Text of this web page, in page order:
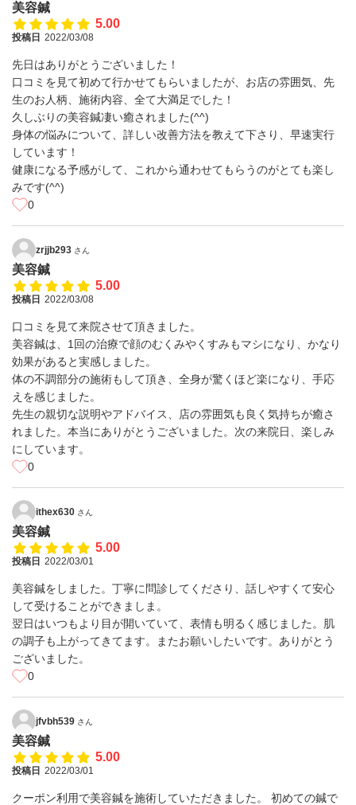
美容鍼
5.00
投稿日 2022/03/08
先日はありがとうございました！
口コミを見て初めて行かせてもらいましたが、お店の雰囲気、先
生のお人柄、施術内容、全て大満足でした！
久しぶりの美容鍼凄い癒されました(^^)
身体の悩みについて、詳しい改善方法を教えて下さり、早速実行
しています！
健康になる予感がして、これから通わせてもらうのがとても楽し
みです(^^)
0
zrjjb293 さん
美容鍼
5.00
投稿日 2022/03/08
口コミを見て来院させて頂きました。
美容鍼は、1回の治療で顔のむくみやくすみもマシになり、かなり
効果があると実感しました。
体の不調部分の施術もして頂き、全身が驚くほど楽になり、手応
えを感じました。
先生の親切な説明やアドバイス、店の雰囲気も良く気持ちが癒さ
れました。本当にありがとうございました。次の来院日、楽しみ
にしています。
0
ithex630 さん
美容鍼
5.00
投稿日 2022/03/01
美容鍼をしました。丁寧に問診してくださり、話しやすくて安心
して受けることができましま。
翌日はいつもより目が開いていて、表情も明るく感じました。肌
の調子も上がってきてます。またお願いしたいです。ありがとう
ございました。
0
jfvbh539 さん
美容鍼
5.00
投稿日 2022/03/01
クーポン利用で美容鍼を施術していただきました。 初めての鍼で